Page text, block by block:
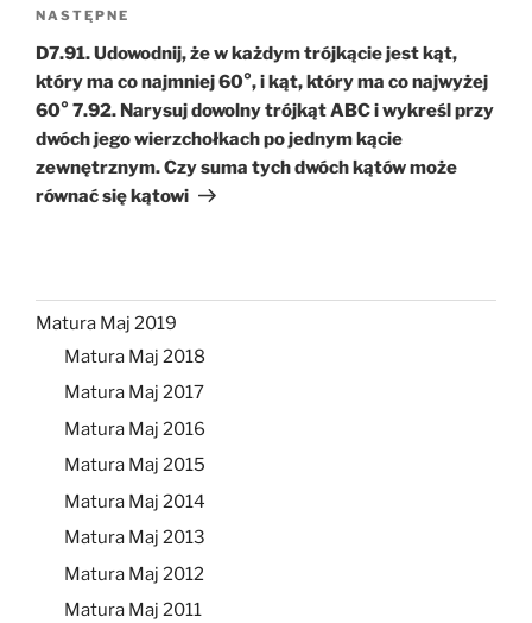
Następny
wpis
NASTĘPNE
D7.91. Udowodnij, że w każdym trójkącie jest kąt,
który ma co najmniej 60°, i kąt, który ma co najwyżej
60° 7.92. Narysuj dowolny trójkąt ABC i wykreśl przy
dwóch jego wierzchołkach po jednym kącie
zewnętrznym. Czy suma tych dwóch kątów może
równać się kątowi
Matura Maj 2019
Matura Maj 2018
Matura Maj 2017
Matura Maj 2016
Matura Maj 2015
Matura Maj 2014
Matura Maj 2013
Matura Maj 2012
Matura Maj 2011